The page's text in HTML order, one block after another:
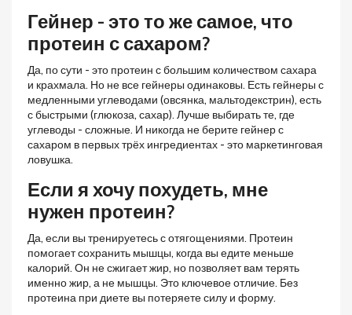
Гейнер - это то же самое, что
протеин с сахаром?
Да, по сути - это протеин с большим количеством сахара
и крахмала. Но не все гейнеры одинаковы. Есть гейнеры с
медленными углеводами (овсянка, мальтодекстрин), есть
с быстрыми (глюкоза, сахар). Лучше выбирать те, где
углеводы - сложные. И никогда не берите гейнер с
сахаром в первых трёх ингредиентах - это маркетинговая
ловушка.
Если я хочу похудеть, мне
нужен протеин?
Да, если вы тренируетесь с отягощениями. Протеин
помогает сохранить мышцы, когда вы едите меньше
калорий. Он не сжигает жир, но позволяет вам терять
именно жир, а не мышцы. Это ключевое отличие. Без
протеина при диете вы потеряете силу и форму.